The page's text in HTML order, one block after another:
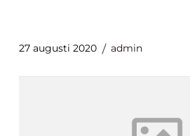
27 augusti 2020 admin